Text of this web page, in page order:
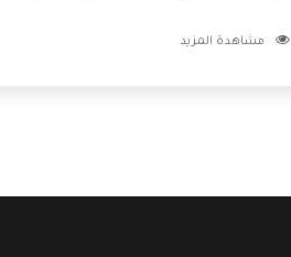
بالخدمات التى تنفرد الشركة بها والتى تكون منها
مشاهدة المزيد